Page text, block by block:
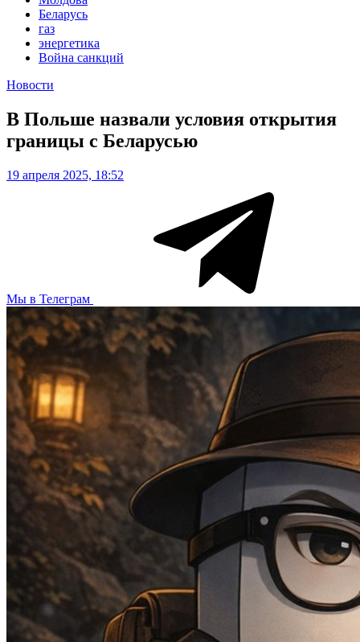
Беларусь
газ
энергетика
Война санкций
Новости
В Польше назвали условия открытия
границы с Беларусью
19 апреля 2025, 18:52
Мы в Телеграм